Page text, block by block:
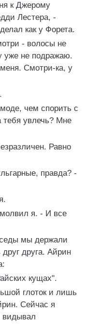
к Джерому
Лестера, -
как у Форета.
- волосы не
уже не подражаю.
Смотри-ка, у
чем спорить с
увлечь? Мне
Равно
правда? -
я. - И все
мы держали
друга. Айрин
кущах".
глоток и лишь
Сейчас я
видывал